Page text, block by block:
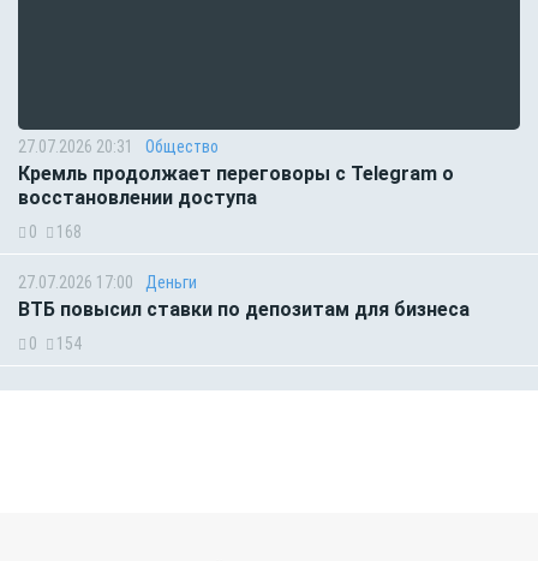
27.07.2026 20:31 Общество
Кремль продолжает переговоры с Telegram о
восстановлении доступа
0 168
27.07.2026 17:00 Деньги
ВТБ повысил ставки по депозитам для бизнеса
0 154